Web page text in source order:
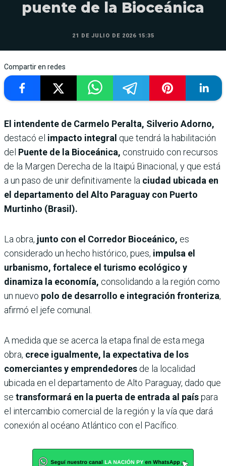
puente de la Bioceánica
21 DE JULIO DE 2026 15:35
Compartir en redes
El intendente de Carmelo Peralta, Silverio Adorno,
destacó el impacto integral que tendrá la habilitación
del Puente de la Bioceánica, construido con recursos
de la Margen Derecha de la Itaipú Binacional, y que está
a un paso de unir definitivamente la ciudad ubicada en
el departamento del Alto Paraguay con Puerto
Murtinho (Brasil).
La obra, junto con el Corredor Bioceánico, es
considerado un hecho histórico, pues, impulsa el
urbanismo, fortalece el turismo ecológico y
dinamiza la economía, consolidando a la región como
un nuevo polo de desarrollo e integración fronteriza,
afirmó el jefe comunal.
A medida que se acerca la etapa final de esta mega
obra, crece igualmente, la expectativa de los
comerciantes y emprendedores de la localidad
ubicada en el departamento de Alto Paraguay, dado que
se transformará en la puerta de entrada al paíspara
el intercambio comercial de la región y la vía que dará
conexión al océano Atlántico con el Pacífico.